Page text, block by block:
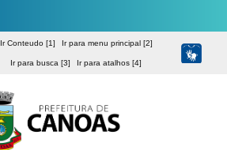
Ir Conteudo [1] Ir para menu principal [2]
Ir para busca [3] Ir para atalhos [4]